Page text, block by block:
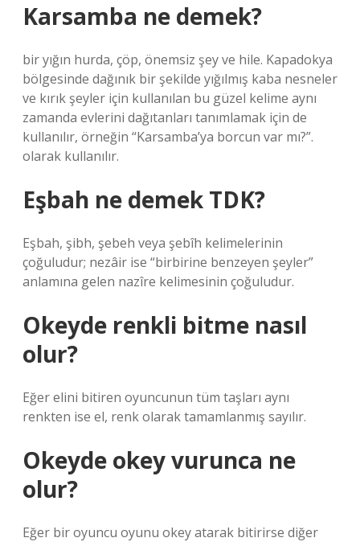
Karsamba ne demek?
bir yığın hurda, çöp, önemsiz şey ve hile. Kapadokya
bölgesinde dağınık bir şekilde yığılmış kaba nesneler
ve kırık şeyler için kullanılan bu güzel kelime aynı
zamanda evlerini dağıtanları tanımlamak için de
kullanılır, örneğin “Karsamba’ya borcun var mı?”.
olarak kullanılır.
Eşbah ne demek TDK?
Eşbah, şibh, şebeh veya şebîh kelimelerinin
çoğuludur; nezâir ise “birbirine benzeyen şeyler”
anlamına gelen nazîre kelimesinin çoğuludur.
Okeyde renkli bitme nasıl
olur?
Eğer elini bitiren oyuncunun tüm taşları aynı
renkten ise el, renk olarak tamamlanmış sayılır.
Okeyde okey vurunca ne
olur?
Eğer bir oyuncu oyunu okey atarak bitirirse diğer